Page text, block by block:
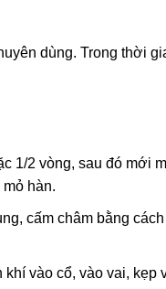
dùng. Trong thời
1/2 vòng, sau đó mới
hàn.
cấm châm bằng
vào cổ, vào vai, kẹp